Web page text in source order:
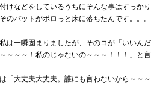
けなどをしているうちにそんな事はすっか
のパットがポロっと床に落ちたんです。。
は一瞬固まりましたが、そのコが「いいん
～～～！私のじゃないの～～～！！！」と
「大丈夫大丈夫。誰にも言わないから～～